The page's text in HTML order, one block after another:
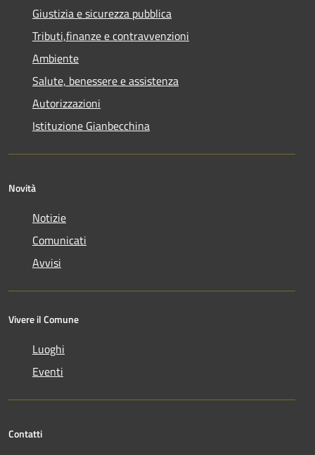
Giustizia e sicurezza pubblica
Tributi,finanze e contravvenzioni
Ambiente
Salute, benessere e assistenza
Autorizzazioni
Istituzione Gianbecchina
Novità
Notizie
Comunicati
Avvisi
Vivere il Comune
Luoghi
Eventi
Contatti